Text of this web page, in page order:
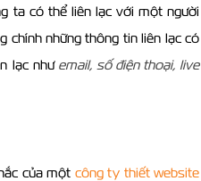
ta có thể liên lạc với một người
chính những thông tin liên lạc có
lạc nhưemail, số điện thoại, live
của một công ty thiết website